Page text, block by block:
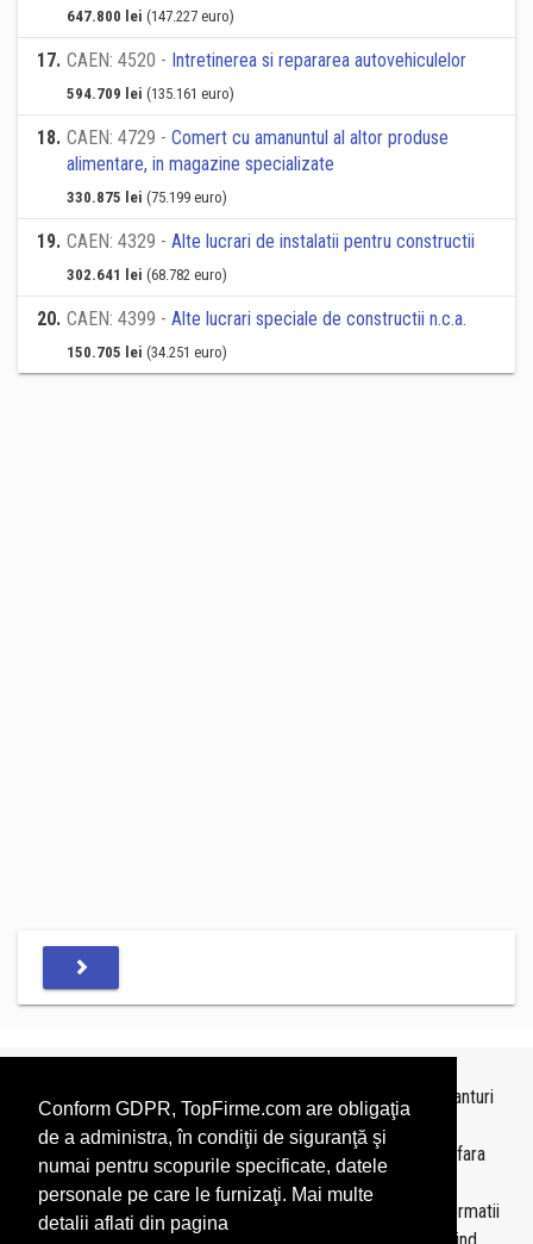
Conform GDPR, TopFirme.com are obligaţia
de a administra, în condiţii de siguranţă şi
numai pentru scopurile specificate, datele
personale pe care le furnizaţi. Mai multe
detalii aflati din pagina
647.800 lei (147.227 euro)
17. CAEN: 4520 - Intretinerea si repararea autovehiculelor
594.709 lei (135.161 euro)
18. CAEN: 4729 - Comert cu amanuntul al altor produse
alimentare, in magazine specializate
330.875 lei (75.199 euro)
19. CAEN: 4329 - Alte lucrari de instalatii pentru constructii
302.641 lei (68.782 euro)
20. CAEN: 4399 - Alte lucrari speciale de constructii n.c.a.
150.705 lei (34.251 euro)
Topurile sunt realizate deTopFirme
pe baza ultimelor bilanturi
depuse si au scop informativ.
Este interzisa folosirea topurilor fara acordul TopFirme si fara
precizarea sursei.
Daca doriti sa achizitionati
topuri personalizate
sau informatii